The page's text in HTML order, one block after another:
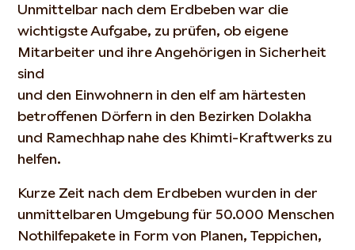
Unmittelbar nach dem Erdbeben war die
wichtigste Aufgabe, zu prüfen, ob eigene
Mitarbeiter und ihre Angehörigen in Sicherheit
sind
und den Einwohnern in den elf am härtesten
betroffenen Dörfern in den Bezirken Dolakha
und Ramechhap nahe des Khimti-Kraftwerks zu
helfen.
Kurze Zeit nach dem Erdbeben wurden in der
unmittelbaren Umgebung für 50.000 Menschen
Nothilfepakete in Form von Planen, Teppichen,